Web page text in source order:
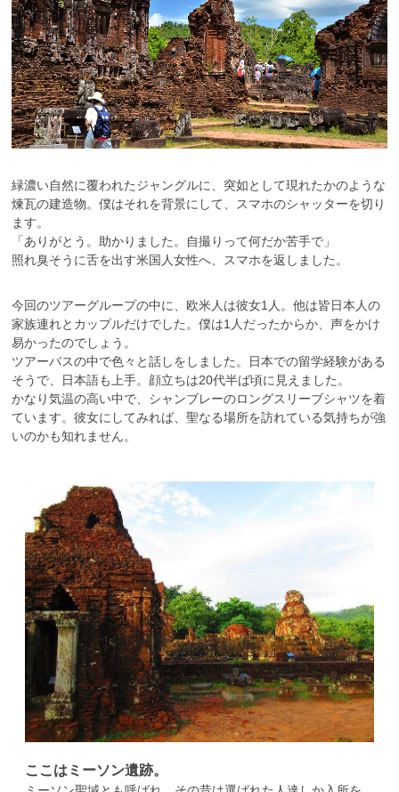
緑濃い自然に覆われたジャングルに、突如として現れたかのような
煉瓦の建造物。僕はそれを背景にして、スマホのシャッターを切り
ます。
「ありがとう。助かりました。自撮りって何だか苦手で」
照れ臭そうに舌を出す米国人女性へ、スマホを返しました。
今回のツアーグループの中に、欧米人は彼女1人。他は皆日本人の
家族連れとカップルだけでした。僕は1人だったからか、声をかけ
易かったのでしょう。
ツアーバスの中で色々と話しをしました。日本での留学経験がある
そうで、日本語も上手。顔立ちは20代半ば頃に見えました。
かなり気温の高い中で、シャンブレーのロングスリーブシャツを着
ています。彼女にしてみれば、聖なる場所を訪れている気持ちが強
いのかも知れません。
ここはミーソン遺跡。